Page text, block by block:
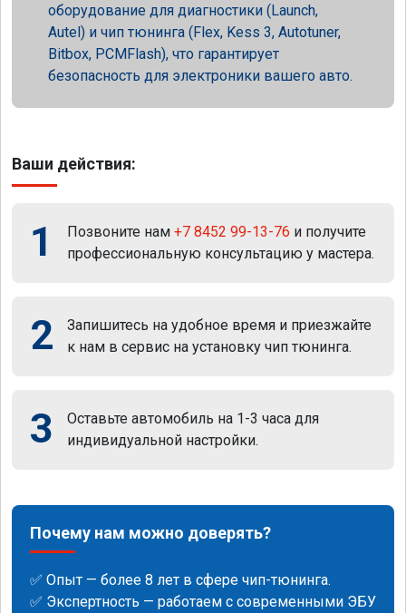
оборудование для диагностики (Launch,
Autel) и чип тюнинга (Flex, Kess 3, Autotuner,
Bitbox, PCMFlash), что гарантирует
безопасность для электроники вашего авто.
Ваши действия:
1 Позвоните нам +7 8452 99-13-76 и получите
профессиональную консультацию у мастера.
2
Запишитесь на удобное время и приезжайте
к нам в сервис на установку чип тюнинга.
3
Оставьте автомобиль на 1-3 часа для
индивидуальной настройки.
Почему нам можно доверять?
✅ Опыт — более 8 лет в сфере чип-тюнинга.
✅ Экспертность — работаем с современными ЭБУ